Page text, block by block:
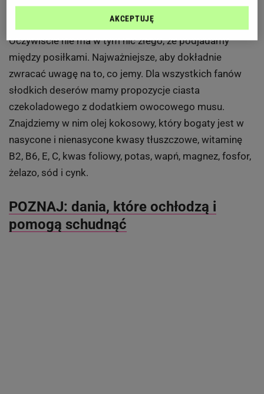
W ciągu dnia bardzo chętnie sięgamy po przekąski.
Oczywiście nie ma w tym nic złego, że podjadamy
między posiłkami. Najważniejsze, aby dokładnie
zwracać uwagę na to, co jemy. Dla wszystkich fanów
słodkich deserów mamy propozycje ciasta
czekoladowego z dodatkiem owocowego musu.
Znajdziemy w nim olej kokosowy, który bogaty jest w
nasycone i nienasycone kwasy tłuszczowe, witaminę
B2, B6, E, C, kwas foliowy, potas, wapń, magnez, fosfor,
żelazo, sód i cynk.
POZNAJ: dania, które ochłodzą i
pomogą schudnąć
AKCEPTUJĘ